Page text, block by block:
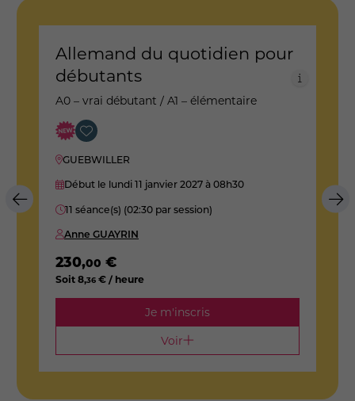
Allemand du quotidien pour
débutants
A0 – vrai débutant / A1 – élémentaire
GUEBWILLER
Début le lundi 11 janvier 2027à 08h30
11 séance(s) (02:30 par session)
Anne GUAYRIN
230,00 €
Soit8,36 € / heure
Je m'inscris
Voir